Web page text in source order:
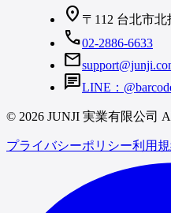
location_on 〒112 台北市
call02-2886-6633
mail
chatLINE：
© 2026 JUNJI 実業有限公司
プライバシーポリシー利用